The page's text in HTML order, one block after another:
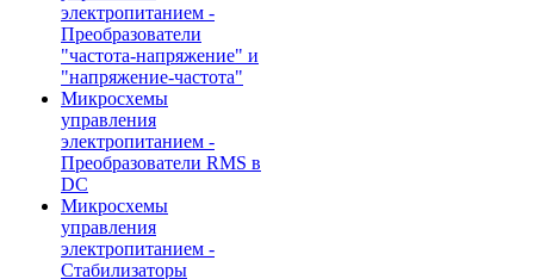
электропитанием -
Преобразователи
"частота-напряжение" и
"напряжение-частота"
Микросхемы
управления
электропитанием -
Преобразователи RMS в
DC
Микросхемы
управления
электропитанием -
Стабилизаторы